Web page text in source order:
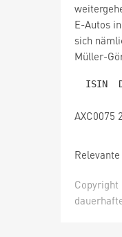
E-Autos
sich
Müller-
AXC0075
Copyright